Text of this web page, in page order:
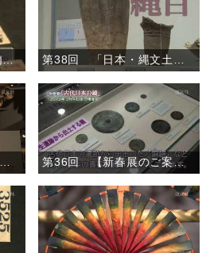
第39回 【企画展のご案内】「近鉄電車展」
第36回 【新春展のご案内】「古代日本の鏡」